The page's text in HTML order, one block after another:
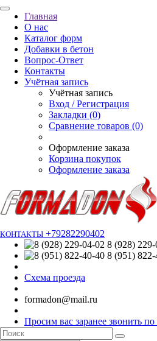
Главная
О нас
Каталог форм
Добавки в бетон
Вопрос-Ответ
Контакты
Учётная запись
Учётная запись
Вход / Регистрация
Закладки (0)
Сравнение товаров (0)
Оформление заказа
Корзина покупок
Оформление заказа
КОНТАКТЫ +79282290402
8 (928) 229-
8 (951)
Схема проезда
formadon@mail.ru
Просим вас заранее звонить